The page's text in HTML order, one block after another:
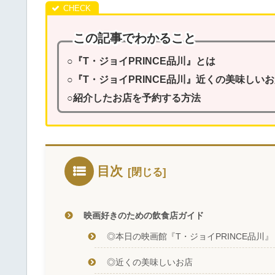
この記事でわかること
○『T・ジョイPRINCE品川』とは
○『T・ジョイPRINCE品川』近くの美味しい
○紹介したお店を予約する方法
目次
映画好きのための飲食店ガイド
◎本日の映画館『T・ジョイPRINCE品川』
◎近くの美味しいお店